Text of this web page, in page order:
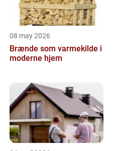
08 may 2026
Brænde som varmekilde i
moderne hjem